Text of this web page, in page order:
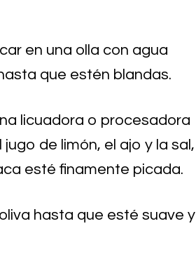
en una olla con agua
que estén blandas.
licuadora o procesadora
de limón, el ajo y la sal,
esté finamente picada.
hasta que esté suave y